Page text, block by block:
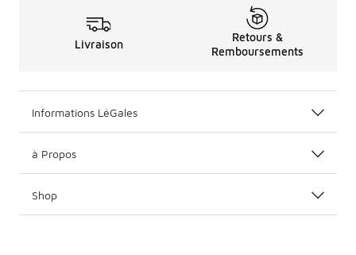
Livraison
Retours &
Remboursements
Informations LéGales
à Propos
Shop